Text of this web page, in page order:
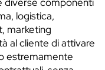
logistica,
marketing
al cliente di attivare
estremamente